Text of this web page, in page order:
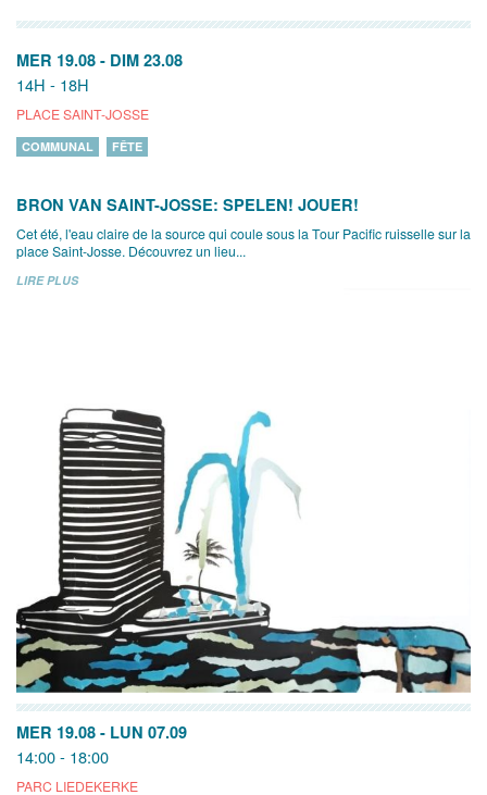
MER 19.08 - DIM 23.08
14H - 18H
PLACE SAINT-JOSSE
COMMUNAL FÊTE
BRON VAN SAINT-JOSSE: SPELEN! JOUER!
Cet été, l'eau claire de la source qui coule sous la Tour Pacific ruisselle sur la
place Saint-Josse. Découvrez un lieu...
LIRE PLUS
MER 19.08 - LUN 07.09
14:00 - 18:00
PARC LIEDEKERKE